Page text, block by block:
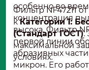
особенно во
концентрация
высока. Фильтр
первой линии
абразивных
микрон. Его
Фильтр NF47211 от
кКатегории 1:
(Стандарт ГОСТ).
максимальной
условиях.